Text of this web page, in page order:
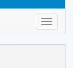
Toggle